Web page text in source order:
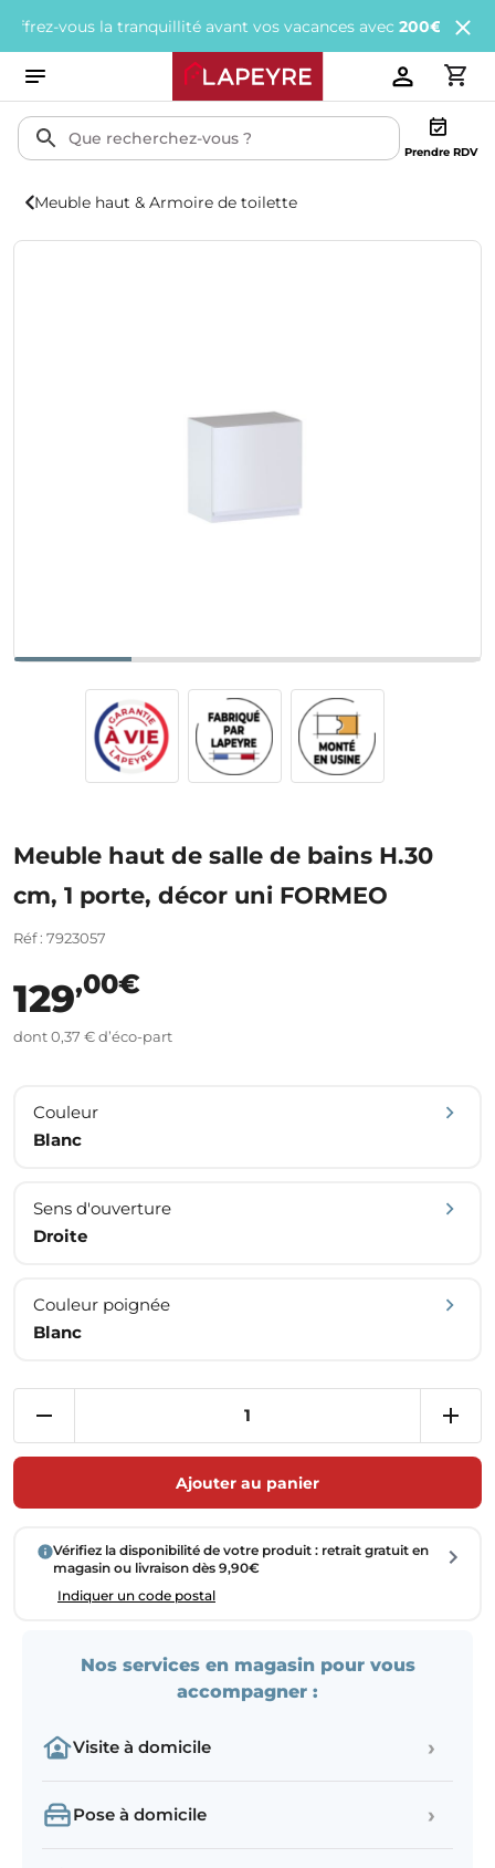
la tranquillité avant vos vacances avec200€ offertstous les
Prendre RDV
Meuble haut & Armoire de toilette
Meuble haut de salle de bains H.30
cm, 1 porte, décor uni FORMEO
Réf : 7923057
129,00€
dont 0,37 € d’éco-part
Couleur
Blanc
Sens d'ouverture
Droite
Couleur poignée
Blanc
Ajouter au panier
Vérifiez la disponibilité de votre produit : retrait gratuit en
magasin ou livraison dès 9,90€
Indiquer un code postal
Nos services en magasin pour vous
accompagner :
Visite à domicile ›
Pose à domicile ›